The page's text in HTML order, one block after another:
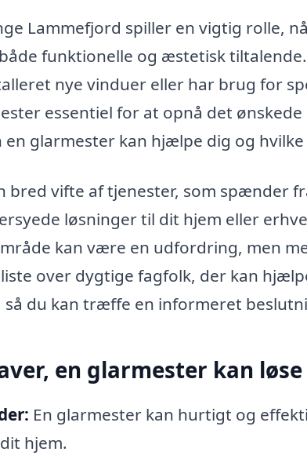
Lammefjord spiller en vigtig rolle,
funktionelle og æstetisk
nye vinduer eller har brug for
essentiel for at opnå det
glarmester kan hjælpe dig og hvilke
bred vifte af tjenester, som spænder
løsninger til dit hjem eller
kan være en udfordring, men
over dygtige fagfolk, der kan
du kan træffe en informeret
en glarmester kan løse
En glarmester kan hurtigt og
hjem.